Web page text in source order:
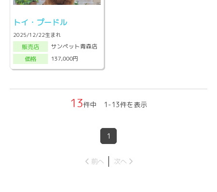
トイ・プードル
2025/12/22生まれ
販売店
サンペット青森店
価格
137,000円
13件中 1-13件を表示
1
前へ 次へ